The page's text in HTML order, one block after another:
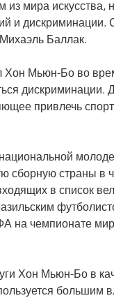
мира искусства,
и дискриминации.
Баллак.
Хон Мьюн-Бо во
привлечь
сборную страны в
в список
на чемпионате
Хон Мьюн-Бо в
большим